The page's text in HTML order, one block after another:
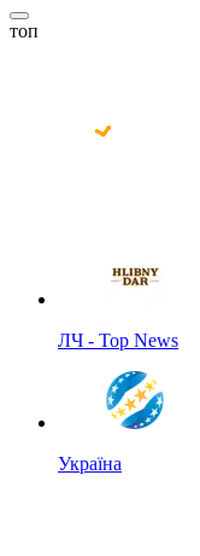
топ
ЛЧ - Top News
Україна